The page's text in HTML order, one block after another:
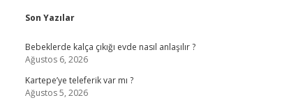
Sidebar
Son Yazılar
Bebeklerde kalça çıkığı evde nasıl anlaşılır ?
Ağustos 6, 2026
Kartepe’ye teleferik var mı ?
Ağustos 5, 2026